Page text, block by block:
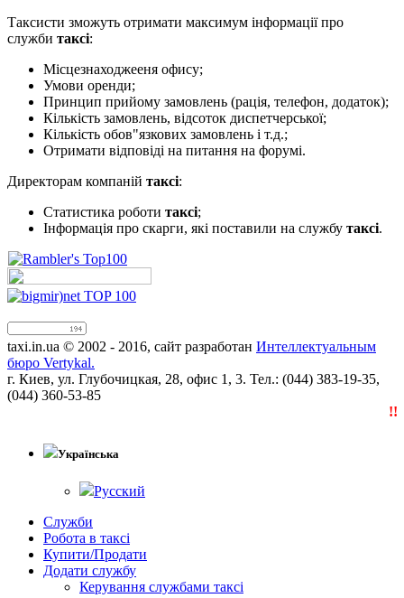
Таксисти зможуть отримати максимум інформації про
служби таксі:
Місцезнаходжееня офису;
Умови оренди;
Принцип прийому замовлень (рація, телефон, додаток);
Кількість замовлень, відсоток диспетчерської;
Кількість обов"язкових замовлень і т.д.;
Отримати відповіді на питання на форумі.
Директорам компаній таксі:
Статистика роботи таксі;
Інформація про скарги, які поставили на службу таксі.
taxi.in.ua © 2002 - 2016, сайт разработан Интеллектуальным
бюро Vertykal.
г. Киев, ул. Глубочицкая, 28, офис 1, 3. Тел.: (044) 383-19-35,
(044) 360-53-85
Українська
Русский
Служби
Робота в таксі
Купити/Продати
Додати службу
Керування службами таксі